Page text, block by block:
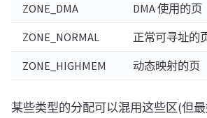
ZONE_DMA DMA 使用的页
ZONE_NORMAL 正常可寻址的
ZONE_HIGHMEM 动态映射的页
某些类型的分配可以混用这些区(但